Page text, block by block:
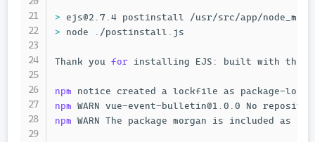
>
> node ./postinstall.js
Thank you for installing EJS: built with the
npm
npm
npm WARN The package morgan is included as